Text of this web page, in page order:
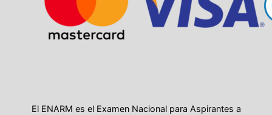
El ENARM es el Examen Nacional para Aspirantes a